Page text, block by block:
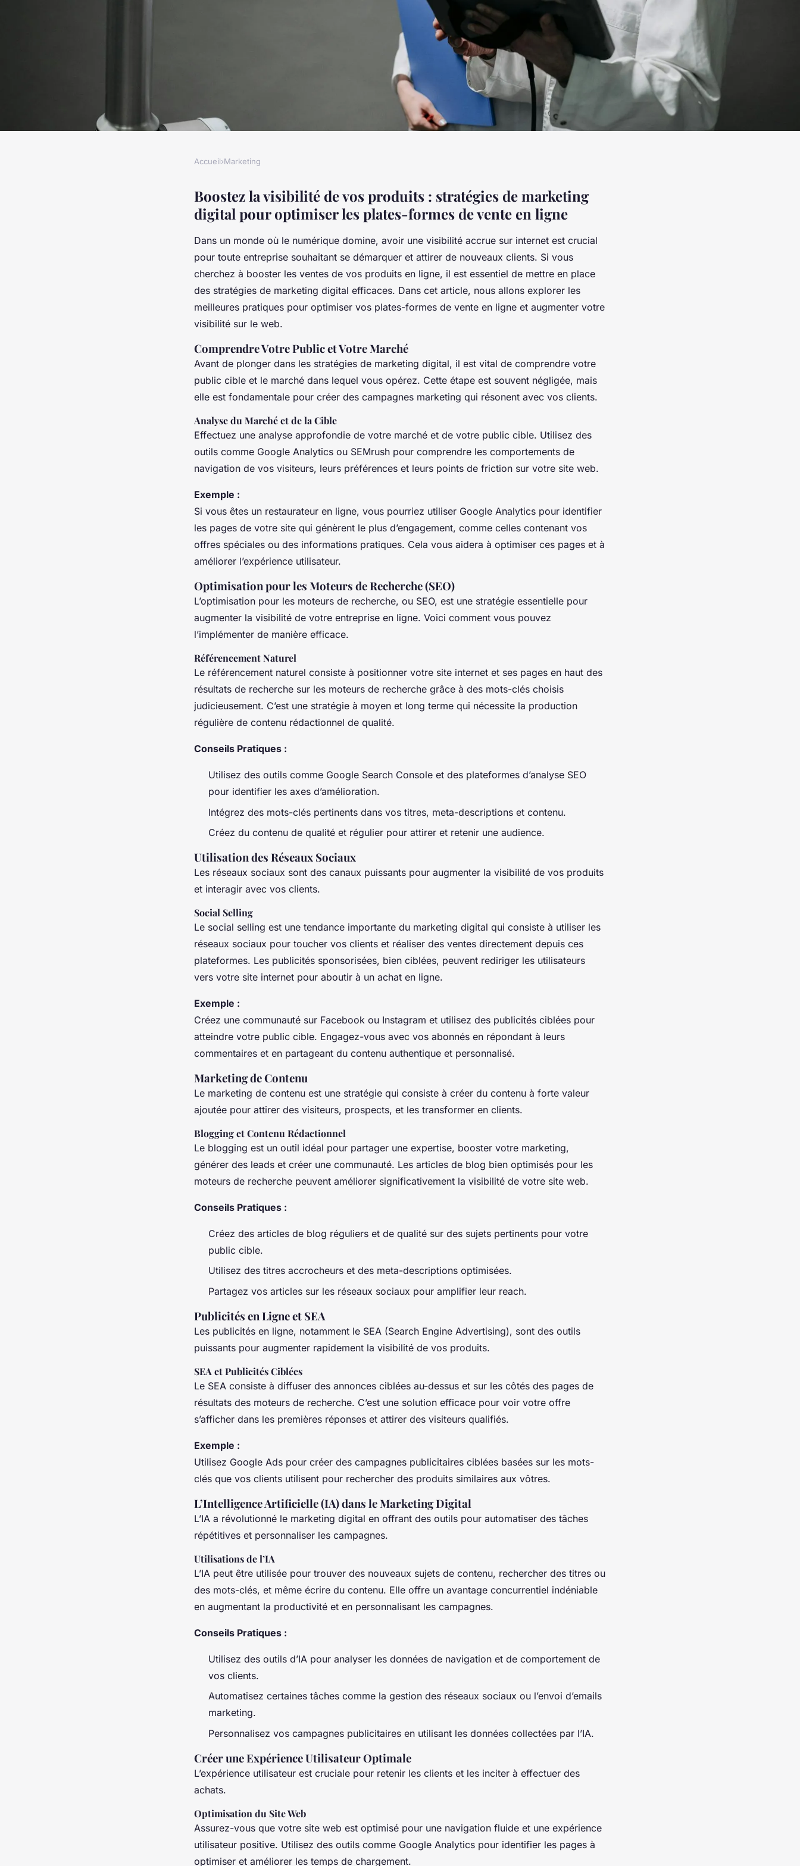
Boostez la visibilité de vos produits :
stratégies de marketing digital pour
optimiser les plates-formes de vente
Accueil›Marketing
Boostez la visibilité de vos produits : stratégies de marketing
digital pour optimiser les plates-formes de vente en ligne
Dans un monde où le numérique domine, avoir une visibilité accrue sur internet est crucial
pour toute entreprise souhaitant se démarquer et attirer de nouveaux clients. Si vous
cherchez à booster les ventes de vos produits en ligne, il est essentiel de mettre en place
des stratégies de marketing digital efficaces. Dans cet article, nous allons explorer les
meilleures pratiques pour optimiser vos plates-formes de vente en ligne et augmenter votre
visibilité sur le web.
Comprendre Votre Public et Votre Marché
Avant de plonger dans les stratégies de marketing digital, il est vital de comprendre votre
public cible et le marché dans lequel vous opérez. Cette étape est souvent négligée, mais
elle est fondamentale pour créer des campagnes marketing qui résonent avec vos clients.
Analyse du Marché et de la Cible
Effectuez une analyse approfondie de votre marché et de votre public cible. Utilisez des
outils comme Google Analytics ou SEMrush pour comprendre les comportements de
navigation de vos visiteurs, leurs préférences et leurs points de friction sur votre site web.
Exemple :
Si vous êtes un restaurateur en ligne, vous pourriez utiliser Google Analytics pour identifier
les pages de votre site qui génèrent le plus d’engagement, comme celles contenant vos
offres spéciales ou des informations pratiques. Cela vous aidera à optimiser ces pages et à
améliorer l’expérience utilisateur.
Optimisation pour les Moteurs de Recherche (SEO)
L’optimisation pour les moteurs de recherche, ou SEO, est une stratégie essentielle pour
augmenter la visibilité de votre entreprise en ligne. Voici comment vous pouvez
l’implémenter de manière efficace.
Référencement Naturel
Le référencement naturel consiste à positionner votre site internet et ses pages en haut des
résultats de recherche sur les moteurs de recherche grâce à des mots-clés choisis
judicieusement. C’est une stratégie à moyen et long terme qui nécessite la production
régulière de contenu rédactionnel de qualité.
Conseils Pratiques :
Utilisez des outils comme Google Search Console et des plateformes d’analyse SEO
pour identifier les axes d’amélioration.
Intégrez des mots-clés pertinents dans vos titres, meta-descriptions et contenu.
Créez du contenu de qualité et régulier pour attirer et retenir une audience.
Utilisation des Réseaux Sociaux
Les réseaux sociaux sont des canaux puissants pour augmenter la visibilité de vos produits
et interagir avec vos clients.
Social Selling
Le social selling est une tendance importante du marketing digital qui consiste à utiliser les
réseaux sociaux pour toucher vos clients et réaliser des ventes directement depuis ces
plateformes. Les publicités sponsorisées, bien ciblées, peuvent rediriger les utilisateurs
vers votre site internet pour aboutir à un achat en ligne.
Exemple :
Créez une communauté sur Facebook ou Instagram et utilisez des publicités ciblées pour
atteindre votre public cible. Engagez-vous avec vos abonnés en répondant à leurs
commentaires et en partageant du contenu authentique et personnalisé.
Marketing de Contenu
Le marketing de contenu est une stratégie qui consiste à créer du contenu à forte valeur
ajoutée pour attirer des visiteurs, prospects, et les transformer en clients.
Blogging et Contenu Rédactionnel
Le blogging est un outil idéal pour partager une expertise, booster votre marketing,
générer des leads et créer une communauté. Les articles de blog bien optimisés pour les
moteurs de recherche peuvent améliorer significativement la visibilité de votre site web.
Conseils Pratiques :
Créez des articles de blog réguliers et de qualité sur des sujets pertinents pour votre
public cible.
Utilisez des titres accrocheurs et des meta-descriptions optimisées.
Partagez vos articles sur les réseaux sociaux pour amplifier leur reach.
Publicités en Ligne et SEA
Les publicités en ligne, notamment le SEA (Search Engine Advertising), sont des outils
puissants pour augmenter rapidement la visibilité de vos produits.
SEA et Publicités Ciblées
Le SEA consiste à diffuser des annonces ciblées au-dessus et sur les côtés des pages de
résultats des moteurs de recherche. C’est une solution efficace pour voir votre offre
s’afficher dans les premières réponses et attirer des visiteurs qualifiés.
Exemple :
Utilisez Google Ads pour créer des campagnes publicitaires ciblées basées sur les mots-
clés que vos clients utilisent pour rechercher des produits similaires aux vôtres.
L’Intelligence Artificielle (IA) dans le Marketing Digital
L’IA a révolutionné le marketing digital en offrant des outils pour automatiser des tâches
répétitives et personnaliser les campagnes.
Utilisations de l’IA
L’IA peut être utilisée pour trouver des nouveaux sujets de contenu, rechercher des titres ou
des mots-clés, et même écrire du contenu. Elle offre un avantage concurrentiel indéniable
en augmentant la productivité et en personnalisant les campagnes.
Conseils Pratiques :
Utilisez des outils d’IA pour analyser les données de navigation et de comportement de
vos clients.
Automatisez certaines tâches comme la gestion des réseaux sociaux ou l’envoi d’emails
marketing.
Personnalisez vos campagnes publicitaires en utilisant les données collectées par l’IA.
Créer une Expérience Utilisateur Optimale
L’expérience utilisateur est cruciale pour retenir les clients et les inciter à effectuer des
achats.
Optimisation du Site Web
Assurez-vous que votre site web est optimisé pour une navigation fluide et une expérience
utilisateur positive. Utilisez des outils comme Google Analytics pour identifier les pages à
optimiser et améliorer les temps de chargement.